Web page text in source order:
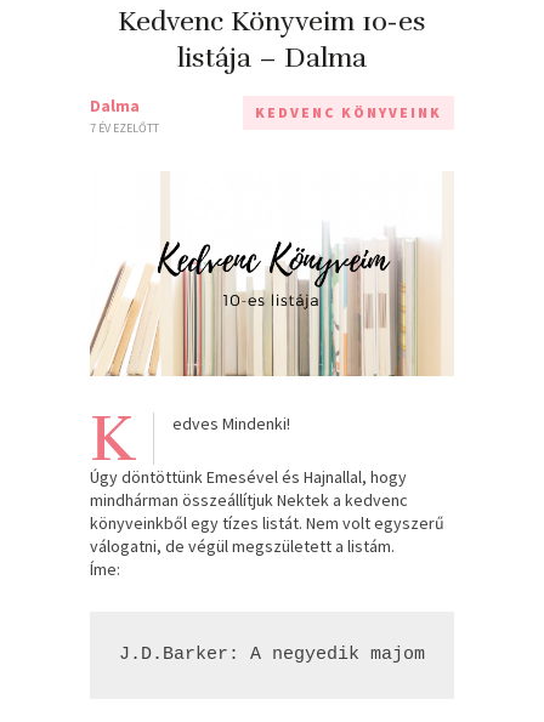
Kedvenc Könyveim 10-es
listája – Dalma
Dalma
7 ÉV EZELŐTT
KEDVENC KÖNYVEINK
K edves Mindenki!
Úgy döntöttünk Emesével és Hajnallal, hogy
mindhárman összeállítjuk Nektek a kedvenc
könyveinkből egy tízes listát. Nem volt egyszerű
válogatni, de végül megszületett a listám.
Íme:
J.D.Barker: A negyedik majom